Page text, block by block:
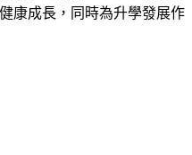
康成長，同時為升學發展作